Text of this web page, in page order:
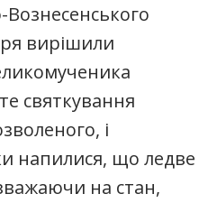
вирішили
святкування
і
напилися, що ледве
на стан,